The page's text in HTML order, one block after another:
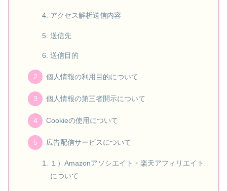
アクセス解析送信内容
送信先
送信目的
個人情報の利用目的について
個人情報の第三者開示について
Cookieの使用について
広告配信サービスについて
１）Amazonアソシエイト・楽天アフィリエイト
について